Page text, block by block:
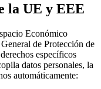
la UE y EEE
Económico
de Protección de
específicos
datos personales, la
automáticamente: